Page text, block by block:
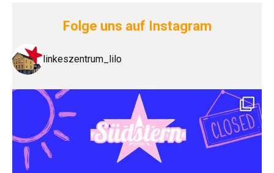
Folge uns auf Instagram
linkeszentrum_lilo